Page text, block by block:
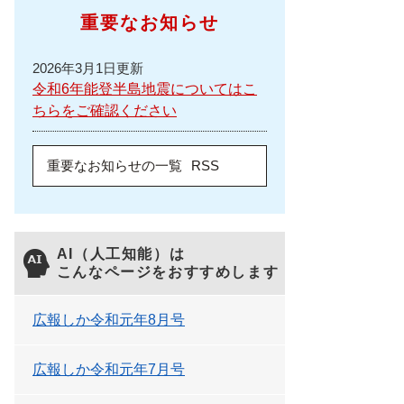
重要なお知らせ
2026年3月1日更新
令和6年能登半島地震についてはこ
ちらをご確認ください
重要なお知らせの一覧 RSS
AI（人工知能）は
こんなページをおすすめします
広報しか令和元年8月号
広報しか令和元年7月号